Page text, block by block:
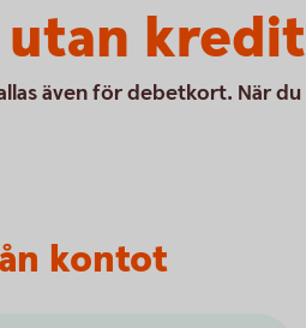
kredit
även för debetkort. När du
kontot